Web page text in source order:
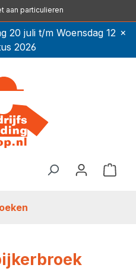
aan particulieren
20 juli t/m Woensdag 12
2026
×